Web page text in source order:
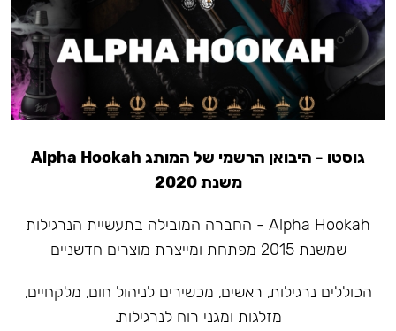
גוסטו - היבואן הרשמי של המותג Alpha Hookah
משנת 2020
Alpha Hookah - החברה המובילה בתעשיית הנרגילות
שמשנת 2015 מפתחת ומייצרת מוצרים חדשניים
הכוללים נרגילות, ראשים, מכשירים לניהול חום, מלקחיים,
מזלגות ומגני רוח לנרגילות.